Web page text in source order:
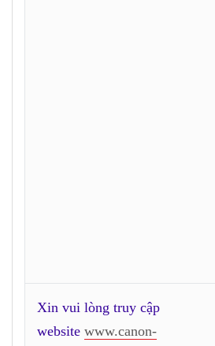
Xin vui lòng truy cập
website www.canon-